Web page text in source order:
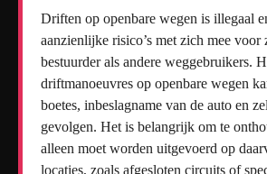
Driften op openbare wegen is illegaal
aanzienlijke risico’s met zich mee voor
bestuurder als andere weggebruikers.
driftmanoeuvres op openbare wegen
boetes, inbeslagname van de auto en
gevolgen. Het is belangrijk om te
alleen moet worden uitgevoerd op
locaties, zoals afgesloten circuits of